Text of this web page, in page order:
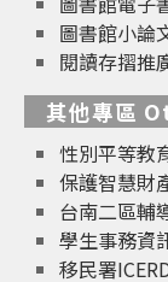
圖書館小論
閱讀存摺推
其他專區
性別平等教
保護智慧財
台南二區輔
學生事務資
移民署